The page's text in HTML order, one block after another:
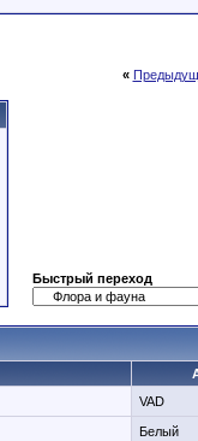
«
Быстрый переход
VAD
Белый